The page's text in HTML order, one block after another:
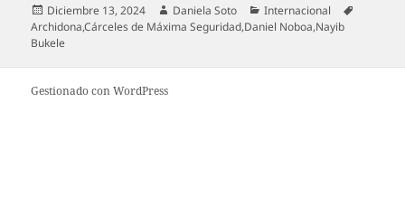
Publicado
el
Diciembre 13, 2024 Autor
Daniela Soto Categorías
Internacional
Archidona,Cárceles de Máxima Seguridad,Daniel Noboa,Nayib
Bukele
Gestionado con WordPress